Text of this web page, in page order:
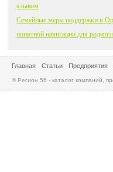
языком
Семейные меры поддержки в
понятной навигации для
Главная Статьи Предприятия
© Регион 56 - каталог компаний,